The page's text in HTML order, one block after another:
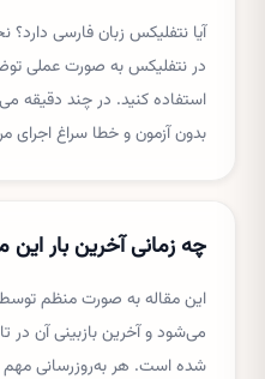
آیا نتفلیکس زبان فارسی
در نتفلیکس به صورت عملی
استفاده کنید. در چند دقیقه
بدون آزمون و خطا سراغ اجرای
چه زمانی آخرین بار
این مقاله به صورت منظم
شده است. هر به‌روزرسانی مهم